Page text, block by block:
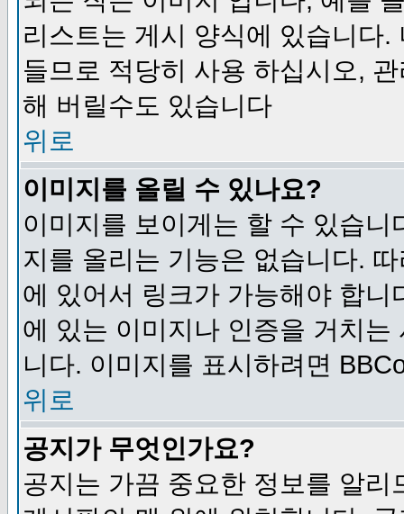
리스트는 게시 양식에 있습니다
들므로 적당히 사용 하십시오,
해 버릴수도 있습니다
위로
이미지를 올릴 수 있나요?
이미지를 보이게는 할 수 있습
지를 올리는 기능은 없습니다.
에 있어서 링크가 가능해야 합
에 있는 이미지나 인증을 거치
니다. 이미지를 표시하려면
위로
공지가 무엇인가요?
공지는 가끔 중요한 정보를 알